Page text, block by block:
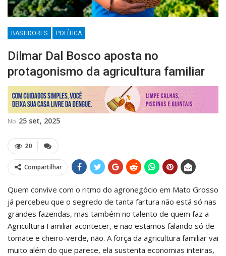
BASTIDORES POLÍTICA
Dilmar Dal Bosco aposta no
protagonismo da agricultura familiar
No 25 set, 2025
20
Compartilhar
Quem convive com o ritmo do agronegócio em Mato Grosso
já percebeu que o segredo de tanta fartura não está só nas
grandes fazendas, mas também no talento de quem faz a
Agricultura Familiar acontecer, e não estamos falando só de
tomate e cheiro-verde, não. A força da agricultura familiar vai
muito além do que parece, ela sustenta economias inteiras,